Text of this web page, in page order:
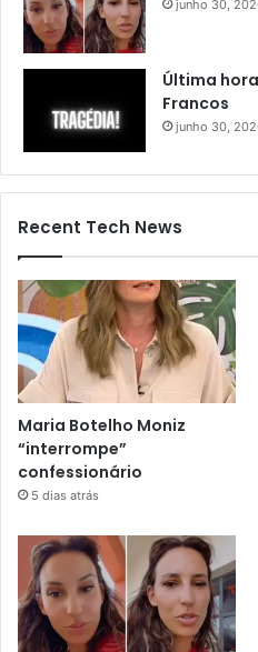
junho 30,
Última
Francos
junho 30,
Recent Tech News
Maria Botelho Moniz
“interrompe”
confessionário
5 dias atrás